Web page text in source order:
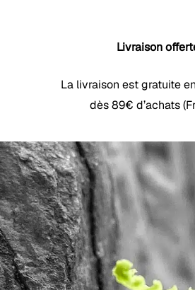
Livraison
La livraison est gratuite
dès 89€ d’achats